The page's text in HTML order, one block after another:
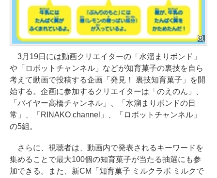
3月19日には動画クリエイターの「水溜まりボンド」
や「ロボットチャンネル」などが知育菓子の裏技を自ら
考えて動画で投稿する企画「発見！ 裏技知育菓子」を開
始する。企画に参加するクリエイターは「のえのん」、
「バイヤー高橋チャンネル」、「水溜まりボンドの日
常」、「RINAKO channel」、「ロボットチャンネル」
の5組。
さらに、視聴者は、動画内で発表されるキーワードを
集めることで最大100個の知育菓子が当たる抽選にも参
加できる。また、新CM「知育菓子 ミルクラボ ミルクで